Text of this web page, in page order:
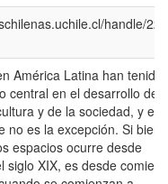
handle/
América Latina han tenido
central en el desarrollo de
y de la sociedad, y el
no es la excepción. Si bien
espacios ocurre desde
siglo XIX, es desde